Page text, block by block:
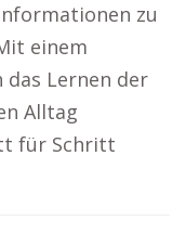
zu
einem
das Lernen der
Alltag
für Schritt